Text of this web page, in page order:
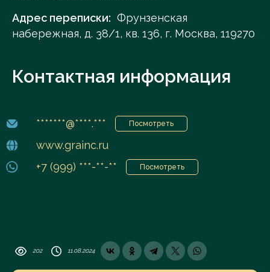
Адрес переписки: Фрунзенская
набережная, д. 38/1, кв. 136, г. Москва, 119270
Контактная информация
*******@****.*** Посмотреть
www.grainc.ru
+7 (999) ***-**-**
Посмотреть
202 11.08.2024